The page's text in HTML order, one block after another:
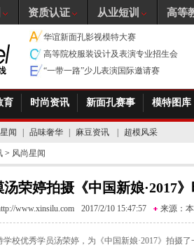
华谊新面孔影视模特大赛
高等院校服装设计及表演专业招生会
“一带一路”少儿表演国际邀请赛
育 时尚资讯 新面孔赛事 模特图库
闻 品味奢华 麻豆资讯 超模风采
> 风尚星闻
汤荣婷拍摄《中国新娘·2017
www.xinsilu.com 2017/2/10 15:47:57 来源：
校优秀学员汤荣婷，为《中国新娘·2017》拍摄
资质认证 从业短训 高等